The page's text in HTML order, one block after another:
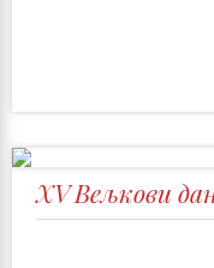
XV Вељкови